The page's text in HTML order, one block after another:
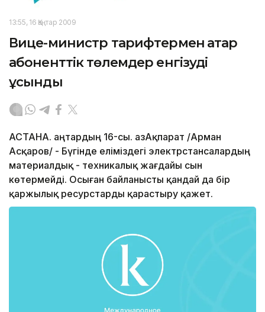
13:55, 16 Қаңтар 2009
Вице-министр тарифтермен қатар
абоненттік төлемдер енгізуді
ұсынды
АСТАНА. Қаңтардың 16-сы. ҚазАқпарат /Арман
Асқаров/ - Бүгінде еліміздегі электрстансалардың
материалдық - техникалық жағдайы сын
көтермейді. Осыған байланысты қандай да бір
қаржылық ресурстарды қарастыру қажет.